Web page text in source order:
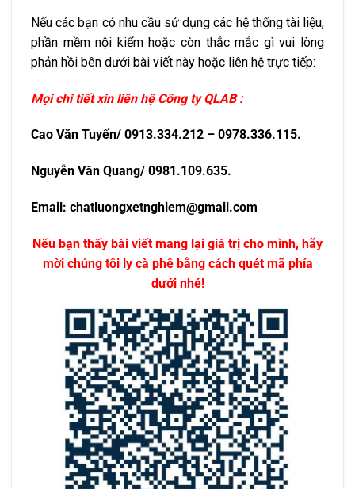
Nếu các bạn có nhu cầu sử dụng các hệ thống tài liệu,
phần mềm nội kiểm hoặc còn thắc mắc gì vui lòng
phản hồi bên dưới bài viết này hoặc liên hệ trực tiếp:
Mọi chi tiết xin liên hệ Công ty QLAB :
Cao Văn Tuyến/ 0913.334.212 – 0978.336.115.
Nguyễn Văn Quang/ 0981.109.635.
Email: chatluongxetnghiem@gmail.com
Nếu bạn thấy bài viết mang lại giá trị cho mình, hãy
mời chúng tôi ly cà phê bằng cách quét mã phía
dưới nhé!